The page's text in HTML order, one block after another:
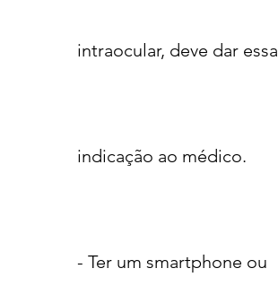
intraocular, deve dar essa
indicação ao médico.
- Ter um smartphone ou